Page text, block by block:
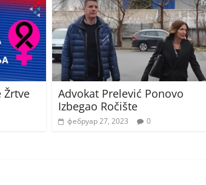
Žrtve
Advokat Prelević Ponovo
Izbegao Ročište
фебруар 27, 2023 0